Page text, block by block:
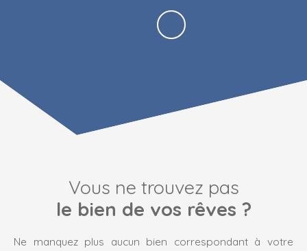
Vous ne trouvez pas
le bien de vos rêves ?
Ne manquez plus aucun bien correspondant à votre